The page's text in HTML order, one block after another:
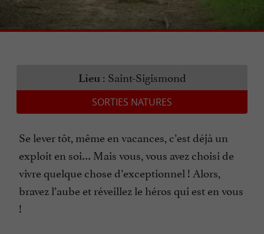
Lieu : Saint-Sigismond
SORTIES NATURES
Se lever tôt, même en vacances, c’est déjà un
exploit en soi… Mais vous, vous avez choisi de
vivre quelque chose d’exceptionnel ! Alors,
bravez l’aube et réveillez le héros qui est en vous
!